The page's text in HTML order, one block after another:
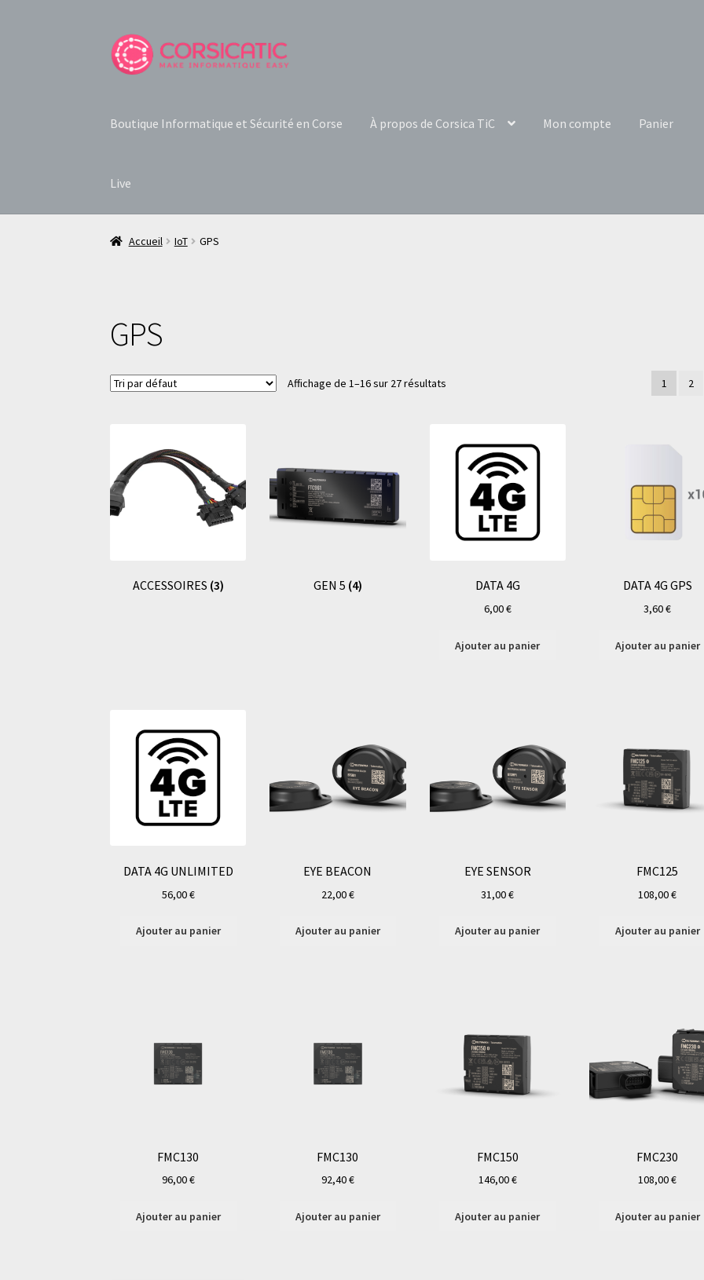
Aller
à
Aller
au
Boutique Informatique et Sécurité en Corse À propos de Corsica TiC Mon compte Panier
Live
Accueil IoT GPS
GPS
Affichage de 1–16 sur 27 résultats 1 2
ACCESSOIRES (3) GEN 5 (4) DATA 4G
6,00€
Ajouter au panier
DATA 4G GPS
3,60€
Ajouter au panier
DATA 4G UNLIMITED
56,00€
Ajouter au panier
EYE BEACON
22,00€
Ajouter au panier
EYE SENSOR
31,00€
Ajouter au panier
FMC125
108,00€
Ajouter au panier
FMC130
96,00€
Ajouter au panier
FMC130
92,40€
Ajouter au panier
FMC150
146,00€
Ajouter au panier
FMC230
108,00€
Ajouter au panier